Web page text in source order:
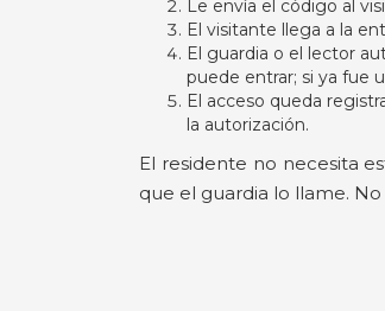
Le envía el código al
El visitante llega a la
El guardia o el lector
puede entrar; si ya fue
El acceso queda
la autorización.
El residente no necesita
que el guardia lo llame.